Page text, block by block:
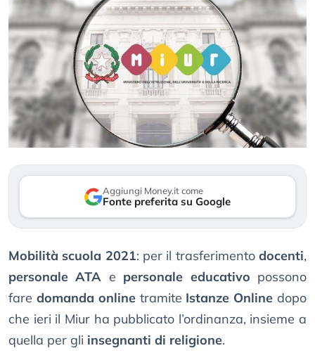
Aggiungi Money.it come
Fonte preferita su Google
Mobilità scuola 2021: per il trasferimentodocenti,
personale ATA e personale educativo possono
fare domanda onlinetramite Istanze Online dopo
che ieri il Miur ha pubblicato l’ordinanza, insieme a
quella per gli insegnanti di religione.